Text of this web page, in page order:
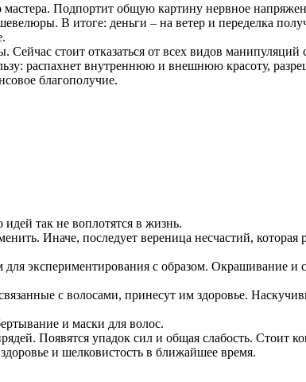
Подпортит общую картину нервное
В итоге: деньги – на ветер и переделка
стоит отказаться от всех видов манипуляций
распахнет внутреннюю и внешнюю красоту,
благополучие.
так не воплотятся в жизнь.
Иначе, последует вереница несчастий,
экспериментирования с образом. Окрашивание и
с волосами, принесут им здоровье.
и маски для волос.
Появятся упадок сил и общая слабость. Стоит
и шелковистость в ближайшее время.